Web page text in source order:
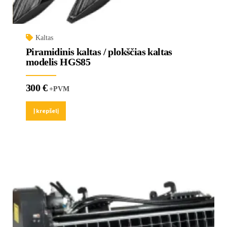
Kaltas
Piramidinis kaltas / plokščias kaltas
modelis HGS85
300€+PVM
Į krepšelį